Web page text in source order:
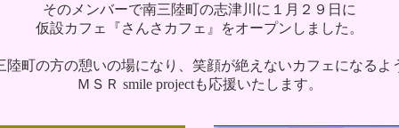
そのメンバーで南三陸町の志津川に１月２９日に
仮設カフェ『さんさカフェ』をオープンしました。
陸町の方の憩いの場になり、笑顔が絶えないカフェになるよ
ＭＳＲ smile projectも応援いたします。